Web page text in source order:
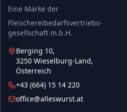
Eine Marke der
Fleischereibedarfsvertriebs-
gesellschaft m.b.H.
Berging 10,
3250 Wieselburg-Land,
Österreich
+43 (664) 15 14 220
office@alleswurst.at